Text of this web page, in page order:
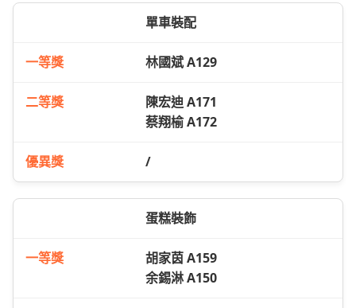
單車裝配
林國斌 A129
陳宏迪 A171
蔡翔榆 A172
/
蛋糕裝飾
胡家茵 A159
余錫淋 A150